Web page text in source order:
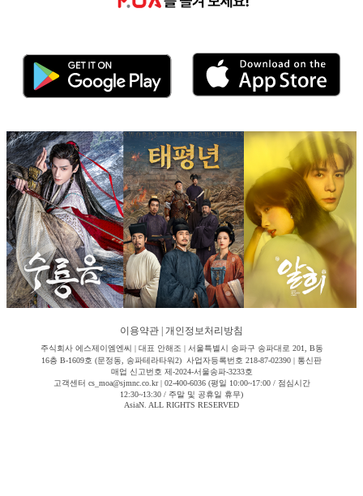
이용약관 개인정보처리방침
주식회사 에스제이엠엔씨 | 대표 안해조 | 서울특별시 송파구 송파대로 201, B동
16층 B-1609호 (문정동, 송파테라타워2) 사업자등록번호 218-87-02390 | 통신판
매업 신고번호 제-2024-서울송파-3233호
고객센터 cs_moa@sjmnc.co.kr | 02-400-6036 (평일 10:00~17:00 / 점심시간
12:30~13:30 / 주말 및 공휴일 휴무)
AsiaN. ALL RIGHTS RESERVED